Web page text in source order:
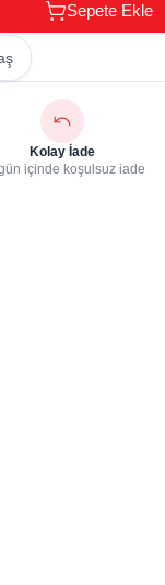
Sepete Ekle
Kolay İade
içinde koşulsuz iade